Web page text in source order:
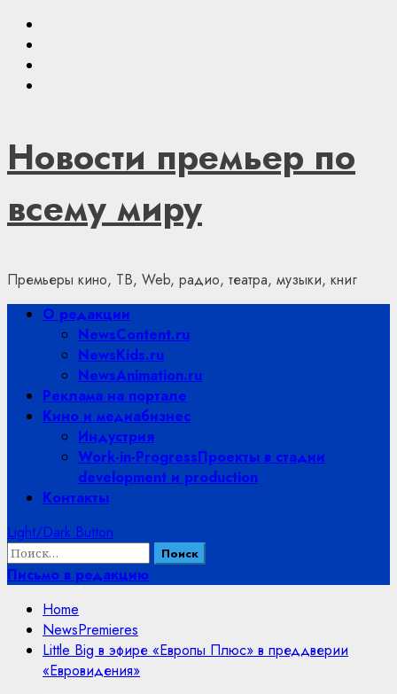
Skip
content
Новости премьер по
всему миру
Премьеры кино, ТВ, Web, радио, театра, музыки, книг
PrimaryО редакции
NewsContent.ru
NewsKids.ru
NewsAnimation.ru
Реклама на портале
Кино и медиабизнес
Индустрия
Work-in-ProgressПроекты в стадии
development и production
Контакты
Light/Dark Button
Найти:
Письмо в редакцию
Home
NewsPremieres
Little Big в эфире «Европы Плюс» в преддверии
«Евровидения»